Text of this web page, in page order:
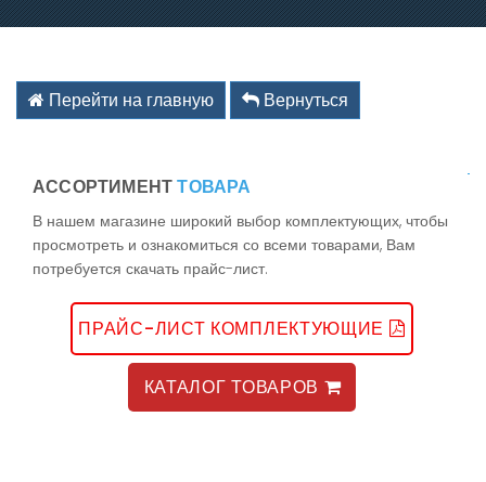
info@holodom.com
Связь по телефону:
+7(727) 2-988-588
+7(727) 2-988-390
+7(776) 222-77-11
+7(747) 222-77-12
Перейти на главную Вернуться
АССОРТИМЕНТТОВАРА
В нашем магазине широкий выбор комплектующих, чтобы
просмотреть и ознакомиться со всеми товарами, Вам
потребуется скачать прайс-лист.
ПРАЙС-ЛИСТ КОМПЛЕКТУЮЩИЕ
КАТАЛОГ ТОВАРОВ